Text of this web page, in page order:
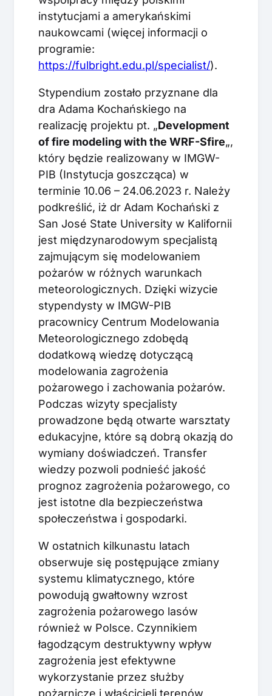
instytucjami a amerykańskimi
naukowcami (więcej informacji o
programie:
https://fulbright.edu.pl/specialist/).
Stypendium zostało przyznane dla
dra Adama Kochańskiego na
realizację projektu pt. „Development
of fire modeling with the WRF-Sfire„,
który będzie realizowany w IMGW-
PIB (Instytucja goszcząca) w
terminie 10.06 – 24.06.2023 r. Należy
podkreślić, iż dr Adam Kochański z
San José State University w Kalifornii
jest międzynarodowym specjalistą
zajmującym się modelowaniem
pożarów w różnych warunkach
meteorologicznych. Dzięki wizycie
stypendysty w IMGW-PIB
pracownicy Centrum Modelowania
Meteorologicznego zdobędą
dodatkową wiedzę dotyczącą
modelowania zagrożenia
pożarowego i zachowania pożarów.
Podczas wizyty specjalisty
prowadzone będą otwarte warsztaty
edukacyjne, które są dobrą okazją do
wymiany doświadczeń. Transfer
wiedzy pozwoli podnieść jakość
prognoz zagrożenia pożarowego, co
jest istotne dla bezpieczeństwa
społeczeństwa i gospodarki.
W ostatnich kilkunastu latach
obserwuje się postępujące zmiany
systemu klimatycznego, które
powodują gwałtowny wzrost
zagrożenia pożarowego lasów
również w Polsce. Czynnikiem
łagodzącym destruktywny wpływ
zagrożenia jest efektywne
wykorzystanie przez służby
pożarnicze i właścicieli terenów